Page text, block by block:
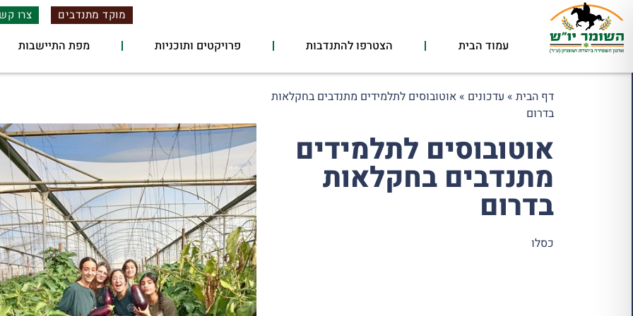
מוקד מתנדבים צרו
עמוד הבית הצטרפו להתנדבות פרויקטים ותוכניות מפת התיישבות
דף הבית » עדכונים » אוטובוסים לתלמידים מתנדבים בחקלאות
בדרום
אוטובוסים לתלמידים
מתנדבים בחקלאות
בדרום
כסלו